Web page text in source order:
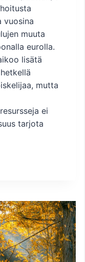
vuosina
muuta
eurolla.
lisätä
mutta
ei
tarjota